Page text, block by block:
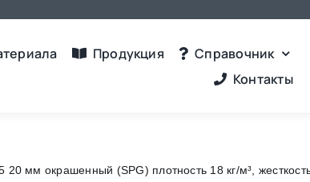
Продукция
Справочник
Контакты
20 мм окрашенный (SPG) плотность 18 кг/м³,